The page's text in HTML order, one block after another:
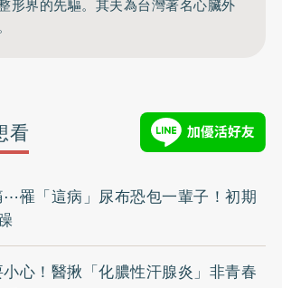
形界的先驅。其夫為台灣著名心臟外
看
罹「這病」尿布恐包一輩子！初期
心！醫揪「化膿性汗腺炎」非青春